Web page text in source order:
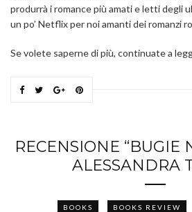
produrrà i romance più amati e letti degli
un po’ Netflix per noi amanti dei romanzi
Se volete saperne di più, continuate a
RECENSIONE “BUGIE
ALESSANDRA
BOOKS BOOKS REVIEW